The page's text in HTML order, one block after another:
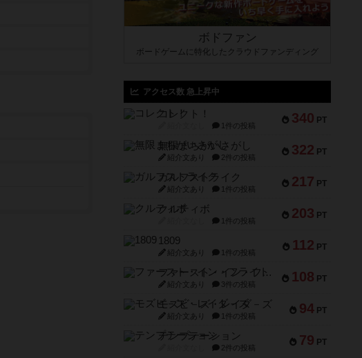
ボドファン
ボードゲームに特化したクラウドファンディング
アクセス数 急上昇中
340 PT
コレクト！
1件の投稿
322 PT
無限まちがいさがし
紹介文あり 2件の投稿
217 PT
ガルフストライク
紹介文あり 1件の投稿
203 PT
クルティボ
1件の投稿
112 PT
1809
紹介文あり 1件の投稿
108 PT
ファースト・イン・フライト
紹介文あり 3件の投稿
94 PT
モズビ－ズ・レイダ－ズ
紹介文あり 1件の投稿
79 PT
テンプテーション
2件の投稿